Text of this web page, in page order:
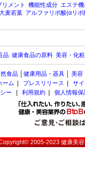
リメント 機能性成分 エステ
麦若葉 アルファリポ酸(αリポ
品 健康食品の原料 美容・化
食品 健康用品・器具 美容
ーム
プレスリリース
サ
ー
利用規約 個人情報
2005-2023健康美